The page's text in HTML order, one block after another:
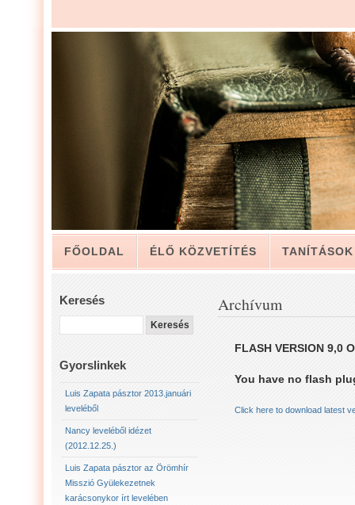
FŐOLDAL ÉLŐ KÖZVETÍTÉS TANÍTÁSOK
LUIS ZAPATA PÁSZTOR LEVELÉBŐL, A
LUIS ZAPATA PÁSZTOR LEVELÉBŐL
LUIS ZAPATA PÁSZTOR LEVELÉBŐL
LUIS ZAPATA PÁSZTOR AZ ÖRÖMHÍR MISSZIÓ
2012.12.25. NANCY LEVELÉBŐL IDÉZET:
Keresés
Gyorslinkek
Luis Zapata pásztor 2013.januári
leveléből
Nancy leveléből idézet
(2012.12.25.)
Luis Zapata pásztor az Örömhír
Misszió Gyülekezetnek
karácsonykor írt levelében
Archívum
FLASH VERSION 9,0
You have no flash
Click here to download latest